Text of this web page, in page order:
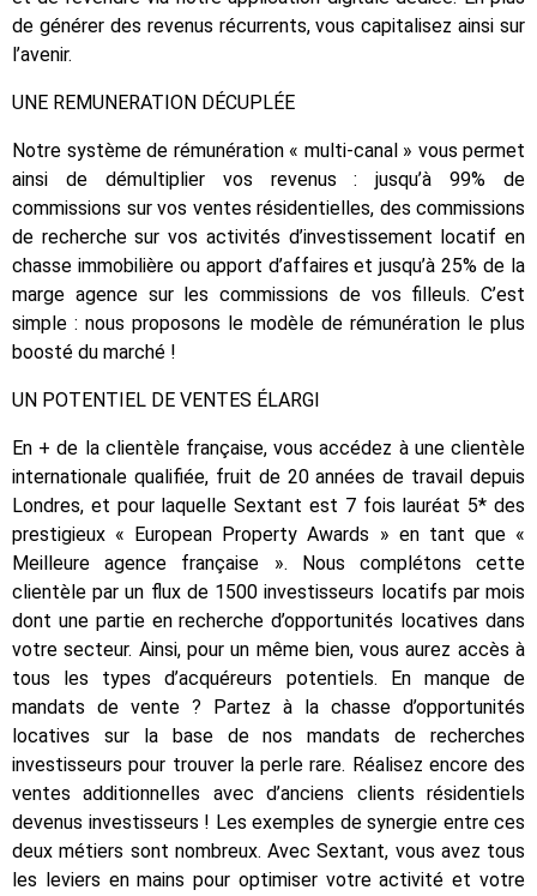
de générer des revenus récurrents, vous capitalisez ainsi sur
l’avenir.
UNE REMUNERATION DÉCUPLÉE
Notre système de rémunération « multi-canal » vous permet
ainsi de démultiplier vos revenus : jusqu’à 99% de
commissions sur vos ventes résidentielles, des commissions
de recherche sur vos activités d’investissement locatif en
chasse immobilière ou apport d’affaires et jusqu’à 25% de la
marge agence sur les commissions de vos filleuls. C’est
simple : nous proposons le modèle de rémunération le plus
boosté du marché !
UN POTENTIEL DE VENTES ÉLARGI
En + de la clientèle française, vous accédez à une clientèle
internationale qualifiée, fruit de 20 années de travail depuis
Londres, et pour laquelle Sextant est 7 fois lauréat 5* des
prestigieux « European Property Awards » en tant que «
Meilleure agence française ». Nous complétons cette
clientèle par un flux de 1500 investisseurs locatifs par mois
dont une partie en recherche d’opportunités locatives dans
votre secteur. Ainsi, pour un même bien, vous aurez accès à
tous les types d’acquéreurs potentiels. En manque de
mandats de vente ? Partez à la chasse d’opportunités
locatives sur la base de nos mandats de recherches
investisseurs pour trouver la perle rare. Réalisez encore des
ventes additionnelles avec d’anciens clients résidentiels
devenus investisseurs ! Les exemples de synergie entre ces
deux métiers sont nombreux. Avec Sextant, vous avez tous
les leviers en mains pour optimiser votre activité et votre